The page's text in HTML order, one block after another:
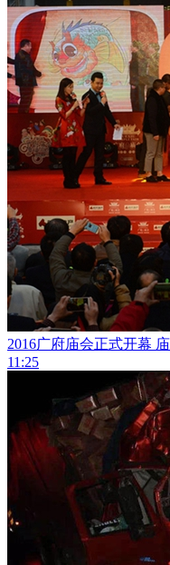
2016广府庙会正式开幕
11:25